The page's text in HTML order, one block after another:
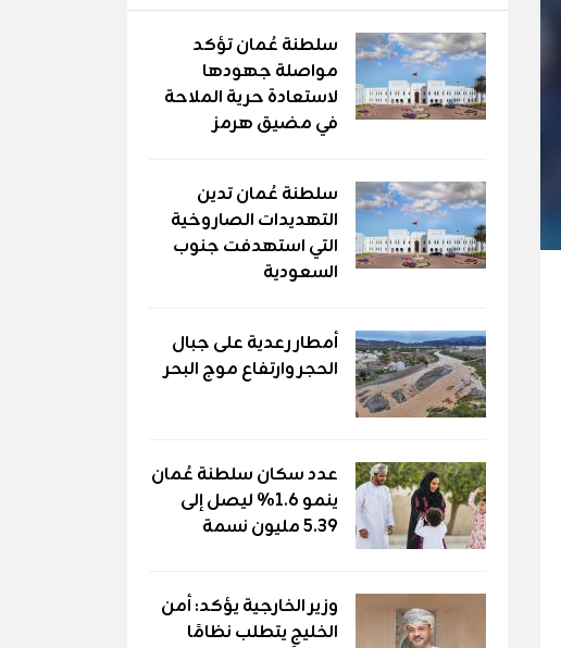
سلطنة عُمان تؤكد
مواصلة جهودها
لاستعادة حرية الملاحة
في مضيق هرمز
سلطنة عُمان تدين
التهديدات الصاروخية
التي استهدفت جنوب
السعودية
أمطار رعدية على جبال
الحجر وارتفاع موج البحر
عدد سكان سلطنة عُمان
ينمو 1.6% ليصل إلى
5.39 مليون نسمة
وزير الخارجية يؤكد: أمن
الخليج يتطلب نظامًا